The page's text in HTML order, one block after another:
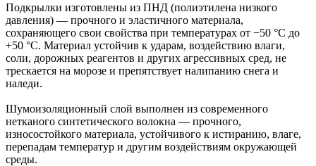
Подкрылки изготовлены из ПНД (полиэтилена низкого
давления) — прочного и эластичного материала,
сохраняющего свои свойства при температурах от −50 °C до
+50 °C. Материал устойчив к ударам, воздействию влаги,
соли, дорожных реагентов и других агрессивных сред, не
трескается на морозе и препятствует налипанию снега и
наледи.
Шумоизоляционный слой выполнен из современного
нетканого синтетического волокна — прочного,
износостойкого материала, устойчивого к истиранию, влаге,
перепадам температур и другим воздействиям окружающей
среды.